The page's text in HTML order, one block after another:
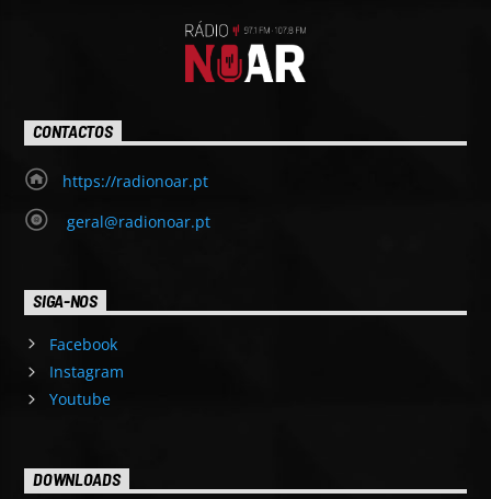
CONTACTOS
https://radionoar.pt
geral@radionoar.pt
SIGA-NOS
Facebook
Instagram
Youtube
DOWNLOADS